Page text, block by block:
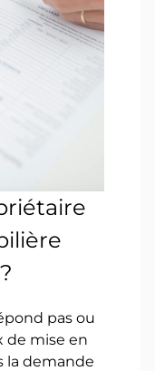
pas ou
de mise en
la demande